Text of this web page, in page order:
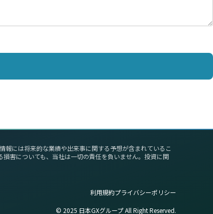
報には将来的な業績や出来事に関する予想が含まれているこ
害についても、当社は一切の責任を負いません。投資に関
利用規約プライバシーポリシー
©︎ 2025 日本GXグループ All Right Reserved.